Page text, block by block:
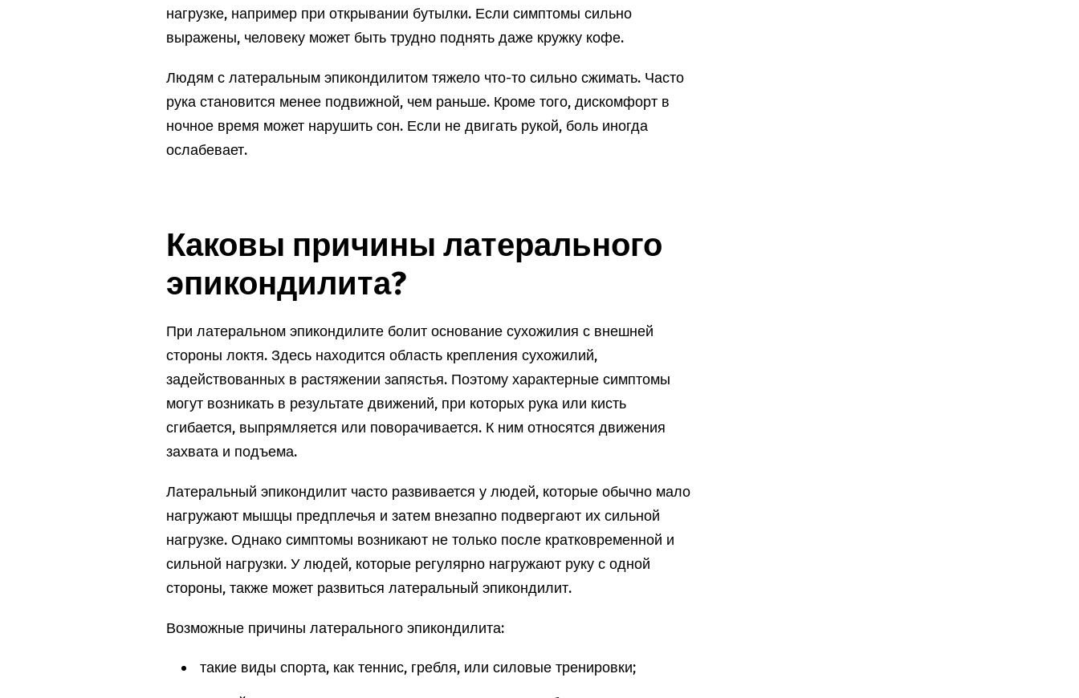
нагрузке, например при открывании бутылки. Если симптомы сильно
выражены, человеку может быть трудно поднять даже кружку кофе.
Людям с латеральным эпикондилитом тяжело что-то сильно сжимать. Часто
рука становится менее подвижной, чем раньше. Кроме того, дискомфорт в
ночное время может нарушить сон. Если не двигать рукой, боль иногда
ослабевает.
Каковы причины латерального
эпикондилита?
При латеральном эпикондилите болит основание сухожилия с внешней
стороны локтя. Здесь находится область крепления сухожилий,
задействованных в растяжении запястья. Поэтому характерные симптомы
могут возникать в результате движений, при которых рука или кисть
сгибается, выпрямляется или поворачивается. К ним относятся движения
захвата и подъема.
Латеральный эпикондилит часто развивается у людей, которые обычно мало
нагружают мышцы предплечья и затем внезапно подвергают их сильной
нагрузке. Однако симптомы возникают не только после кратковременной и
сильной нагрузки. У людей, которые регулярно нагружают руку с одной
стороны, также может развиться латеральный эпикондилит.
Возможные причины латерального эпикондилита:
такие виды спорта, как теннис, гребля, или силовые тренировки;